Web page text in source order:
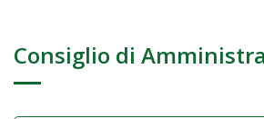
Consiglio di